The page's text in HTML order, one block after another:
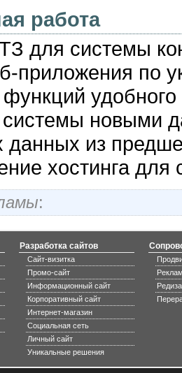
работа
для системы
приложения по
удобного
системы новыми
данных из
хостинга
:
Разработка сайтов
Сайт-визитка
Промо-сайт
Информационный сайт
Корпоративный сайт
Интернет-магазин
Социальная сеть
Личный сайт
Уникальные решения